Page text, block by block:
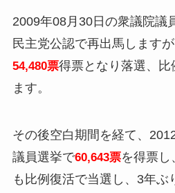
2009年08月30日の衆議院議
民主党公認で再出馬します
54,480票得票となり 落選、比
ます。
その後空白期間を経て、
議員選挙で60,643票を得票し
も 比例復活で当選 し、3年ぶ